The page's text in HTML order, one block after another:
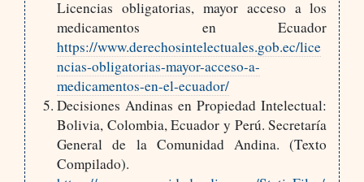
Licencias obligatorias, mayor acceso a los
medicamentos en Ecuador
https://www.derechosintelectuales.gob.ec/lice
ncias-obligatorias-mayor-acceso-a-
medicamentos-en-el-ecuador/
Decisiones Andinas en Propiedad Intelectual:
Bolivia, Colombia, Ecuador y Perú. Secretaría
General de la Comunidad Andina. (Texto
Compilado).